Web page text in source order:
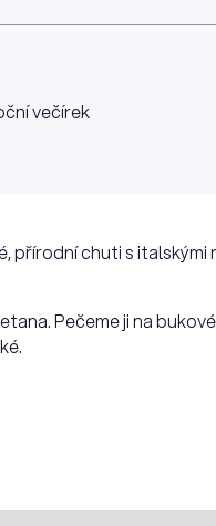
večírek
chuti s italskými
Pečeme ji na